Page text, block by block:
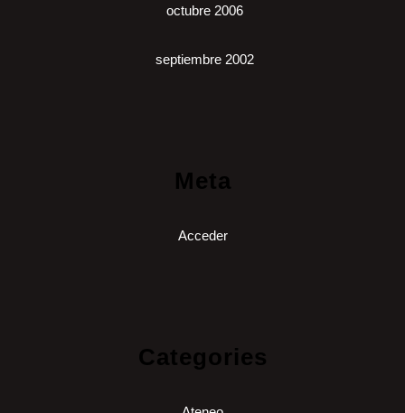
octubre 2006
septiembre 2002
Meta
Acceder
Categories